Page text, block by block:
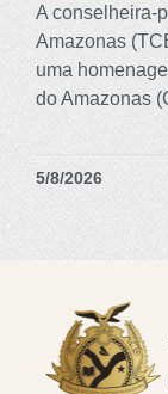
A conselheira-
Amazonas
uma
do Amazonas
5/8/2026